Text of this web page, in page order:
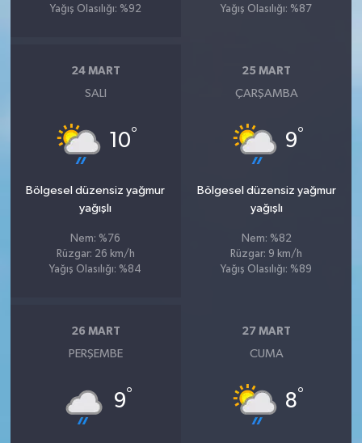
Yağış Olasılığı: %92
Yağış Olasılığı: %87
24 MART
SALI
10°
Bölgesel düzensiz yağmur
yağışlı
Nem: %76
Rüzgar: 26 km/h
Yağış Olasılığı: %84
25 MART
ÇARŞAMBA
9°
Bölgesel düzensiz yağmur
yağışlı
Nem: %82
Rüzgar: 9 km/h
Yağış Olasılığı: %89
26 MART
PERŞEMBE
9°
27 MART
CUMA
8°